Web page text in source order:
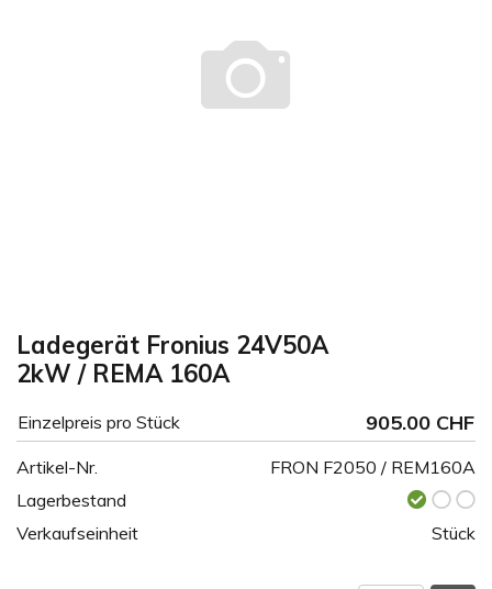
Ladegerät Fronius 24V50A
2kW / REMA 160A
Einzelpreis pro Stück 905.00 CHF
Artikel-Nr.
FRON F2050 / REM160A
Lagerbestand
Verkaufseinheit
Stück